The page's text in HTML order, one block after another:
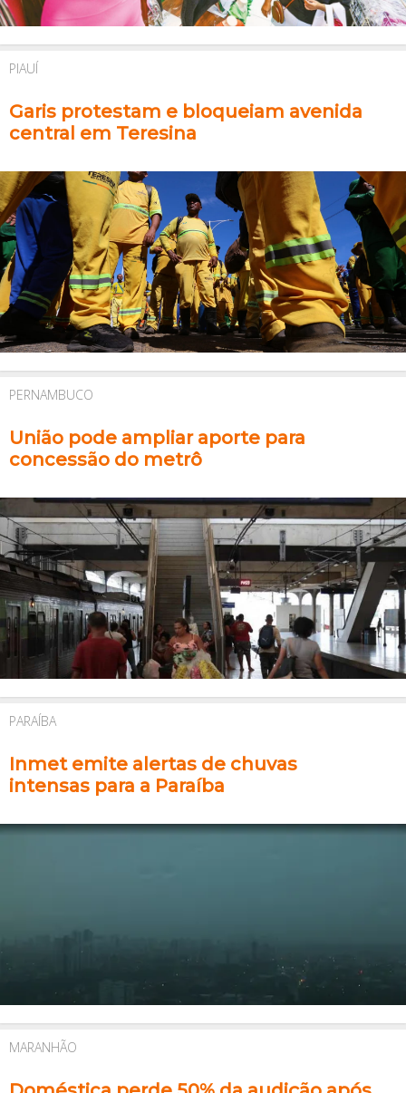
PIAUÍ
Garis protestam e bloqueiam avenida
central em Teresina
PERNAMBUCO
União pode ampliar aporte para
concessão do metrô
PARAÍBA
Inmet emite alertas de chuvas
intensas para a Paraíba
MARANHÃO